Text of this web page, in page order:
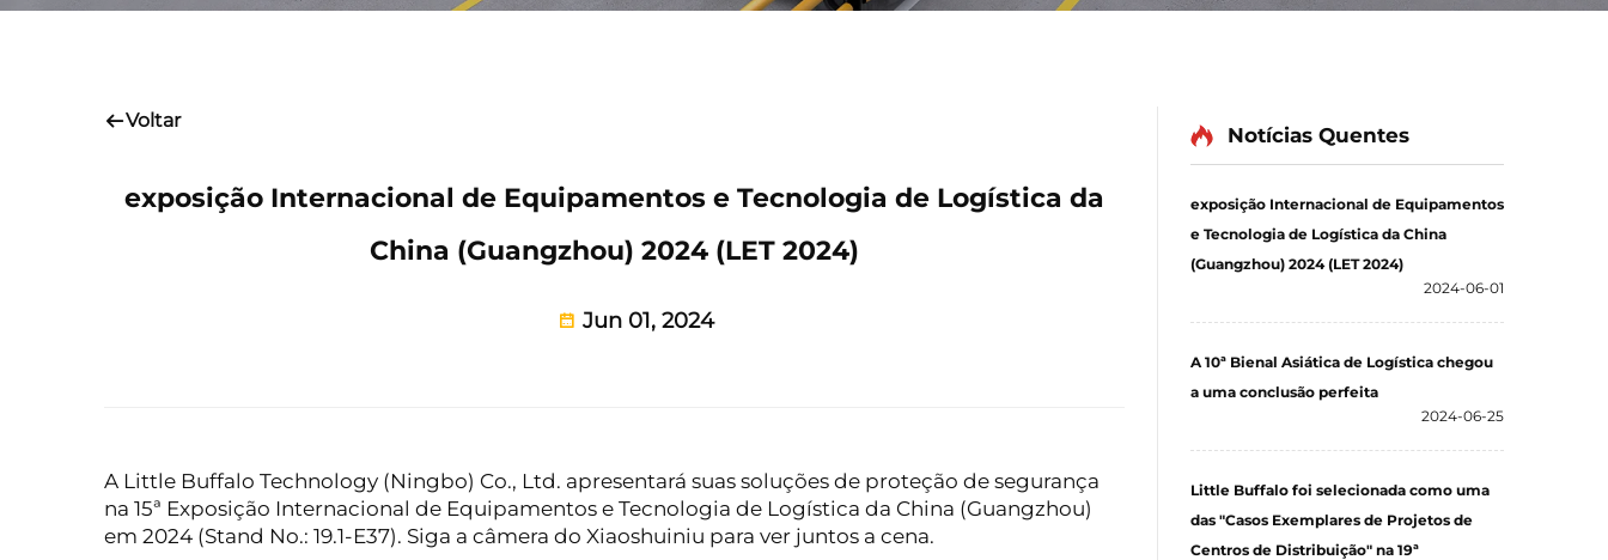
Voltar
exposição Internacional de Equipamentos e Tecnologia de Logística da
China (Guangzhou) 2024 (LET 2024)
Jun 01, 2024
A Little Buffalo Technology (Ningbo) Co., Ltd. apresentará suas soluções de proteção de segurança
na 15ª Exposição Internacional de Equipamentos e Tecnologia de Logística da China (Guangzhou)
em 2024 (Stand No.: 19.1-E37). Siga a câmera do Xiaoshuiniu para ver juntos a cena.
Notícias Quentes
exposição Internacional de Equipamentos
e Tecnologia de Logística da China
(Guangzhou) 2024 (LET 2024)
2024-06-01
A 10ª Bienal Asiática de Logística chegou
a uma conclusão perfeita
2024-06-25
Little Buffalo foi selecionada como uma
das "Casos Exemplares de Projetos de
Centros de Distribuição" na 19ª